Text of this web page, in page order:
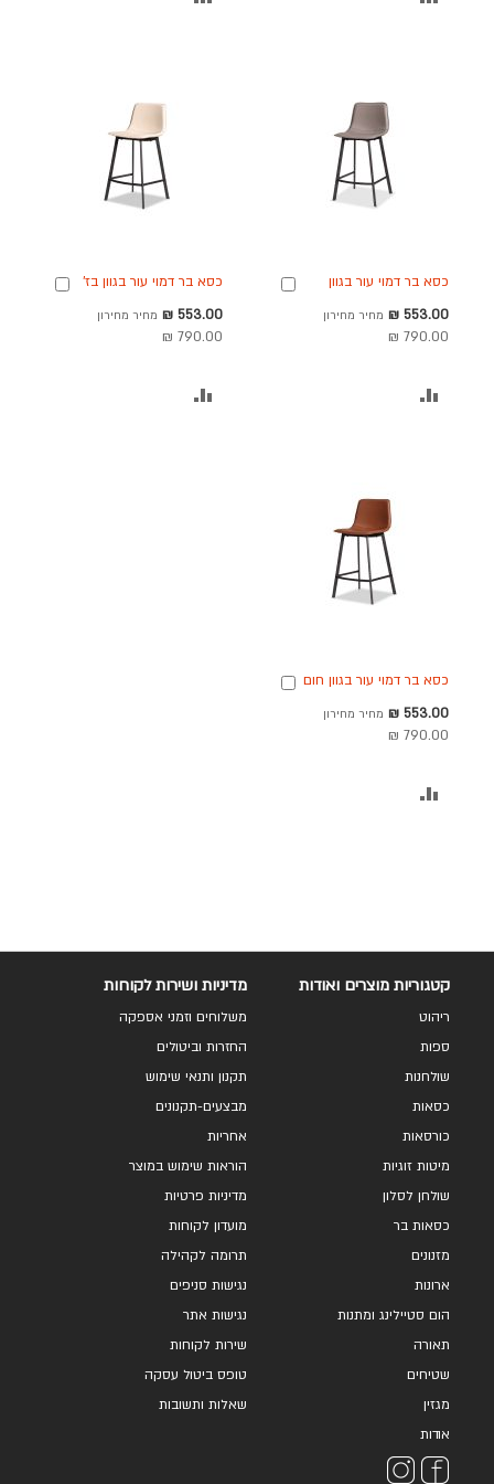
כסא בר דמוי עור בגוון
מחיר
מבצע
553.00 ₪ מחיר מחירון
790.00 ₪
הוספה
כסא בר דמוי עור בגוון בז'
מחיר
מבצע
553.00 ₪ מחיר מחירון
790.00 ₪
הוספה
כסא בר דמוי עור בגוון חום
מחיר
מבצע
553.00 ₪ מחיר מחירון
790.00 ₪
הוספה
קטגוריות מוצרים ואודות
ריהוט
ספות
שולחנות
כסאות
כורסאות
מיטות זוגיות
שולחן לסלון
כסאות בר
מזנונים
ארונות
הום סטיילינג ומתנות
תאורה
שטיחים
מגזין
אודות
מדיניות ושירות לקוחות
משלוחים וזמני אספקה
החזרות וביטולים
תקנון ותנאי שימוש
מבצעים-תקנונים
אחריות
הוראות שימוש במוצר
מדיניות פרטיות
מועדון לקוחות
תרומה לקהילה
נגישות סניפים
נגישות אתר
שירות לקוחות
טופס ביטול עסקה
שאלות ותשובות